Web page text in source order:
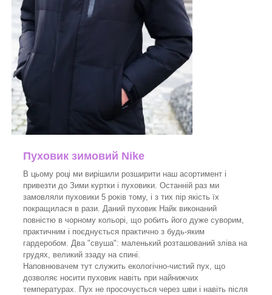
Пуховик зимовий Nike
В цьому році ми вирішили розширити наш асортимент і
привезти до Зими куртки і пуховики. Останній раз ми
замовляли пуховики 5 років тому, і з тих пір якість їх
покращилася в рази. Даний пуховик Найк виконаний
повністю в чорному кольорі, що робить його дуже суворим,
практичним і поєднується практично з будь-яким
гардеробом. Два "свуша": маленький розташований зліва на
грудях, великий ззаду на спині.
Наповнювачем тут служить екологічно-чистий пух, що
дозволяє носити пуховик навіть при найнижчих
температурах. Пух не просочується через шви і навіть після